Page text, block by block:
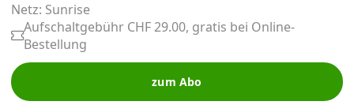
Internet, TV, Telefon
Netz: Sunrise
Aufschaltgebühr CHF 29.00, gratis bei Online-
Bestellung
zum Abo